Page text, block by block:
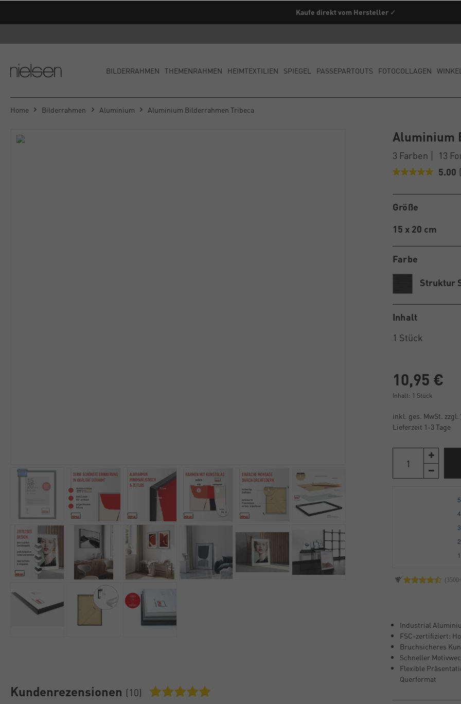
Kaufe direkt vom Hersteller ✓
BILDERRAHMEN THEMENRAHMEN HEIMTEXTILIEN SPIEGEL PASSEPARTOUTS FOTOCOLLAGEN
Home Bilderrahmen Aluminium Aluminium Bilderrahmen Tribeca
Kundenrezensionen (10)
Aluminium
3 Farben
13
5.00
Größe
15 x 20 cm
Farbe
Struktur
Inhalt
10,95 €
Inhalt: 1 Stück
inkl. ges. MwSt. zzgl.
Lieferzeit 1-3 Tage
Industrial
FSC-zertifiziert:
Bruchsicheres
Schneller
Flexible
Querformat